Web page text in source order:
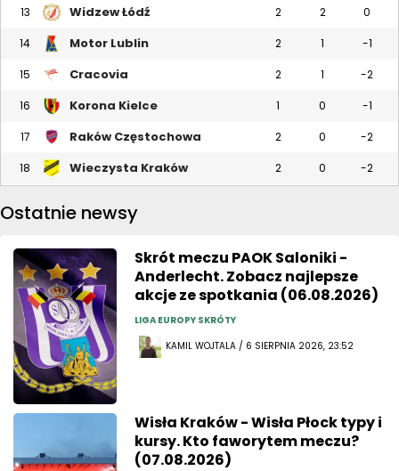
13 Widzew Łódź 2 2 0
14 Motor Lublin 2 1 -1
15 Cracovia 2 1 -2
16 Korona Kielce 1 0 -1
17 Raków Częstochowa 2 0 -2
18 Wieczysta Kraków 2 0 -2
Ostatnie newsy
Skrót meczu PAOK Saloniki -
Anderlecht. Zobacz najlepsze
akcje ze spotkania (06.08.2026)
LIGA EUROPY SKRÓTY
KAMIL WOJTALA / 6 SIERPNIA 2026, 23:52
Wisła Kraków - Wisła Płock typy i
kursy. Kto faworytem meczu?
(07.08.2026)